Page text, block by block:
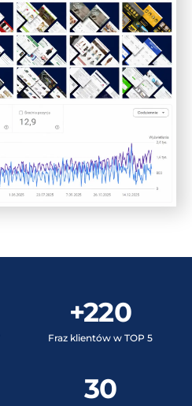
+220
Fraz klientów w TOP 5
30